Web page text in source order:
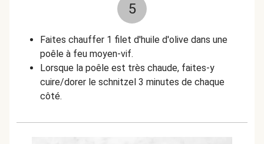
5
Faites chauffer 1 filet d'huile d'olive dans une
poêle à feu moyen-vif.
Lorsque la poêle est très chaude, faites-y
cuire/dorer le schnitzel 3 minutes de chaque
côté.